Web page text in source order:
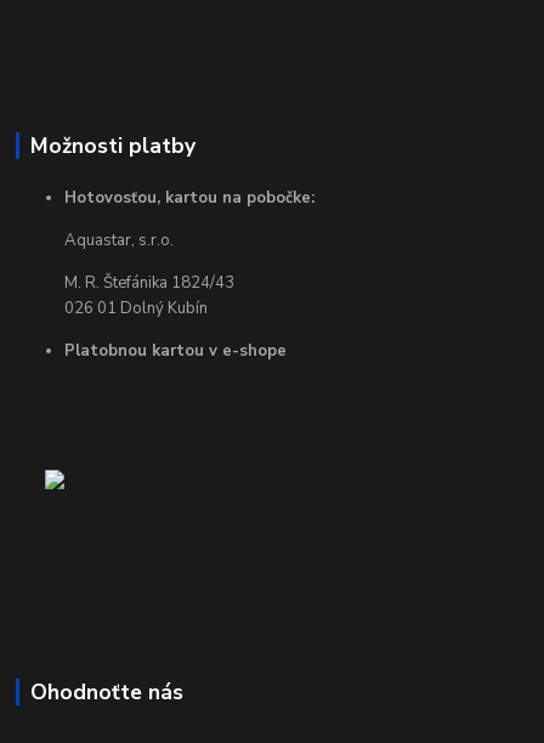
Možnosti platby
Hotovosťou, kartou na pobočke:
Aquastar, s.r.o.
M. R. Štefánika 1824/43
026 01 Dolný Kubín
Platobnou kartou v e-shope
Ohodnoťte nás